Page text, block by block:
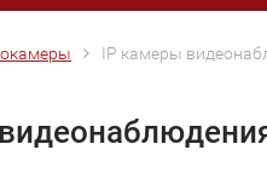
IP камеры